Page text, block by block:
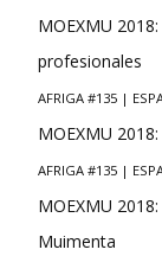
MOEXMU
profesionales
AFRIGA #135 |
MOEXMU
AFRIGA #135 |
MOEXMU
Muimenta